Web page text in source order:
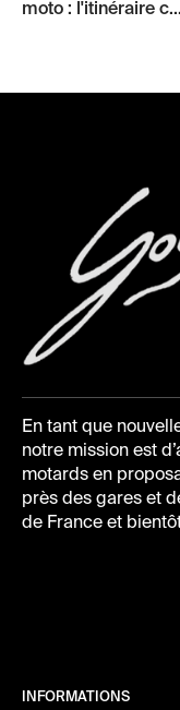
moto : l'itinéraire c...
En tant que
notre mission est
motards en
près des gares et
de France et
INFORMATIONS